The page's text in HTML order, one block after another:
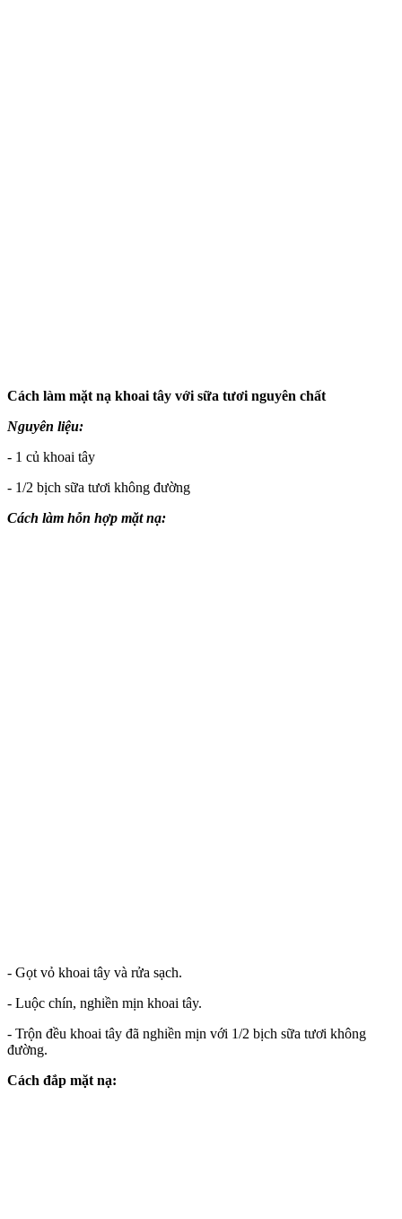
Cách làm mặt nạ khoai tây với sữa tươi nguyên chất
Nguyên liệu:
- 1 củ khoai tây
- 1/2 bịch sữa tươi không đường
Cách làm hỗn hợp mặt nạ:
- Gọt vỏ khoai tây và rửa sạch.
- Luộc chín, nghiền mịn khoai tây.
- Trộn đều khoai tây đã nghiền mịn với 1/2 bịch sữa tươi không
đường.
Cách đắp mặt nạ: